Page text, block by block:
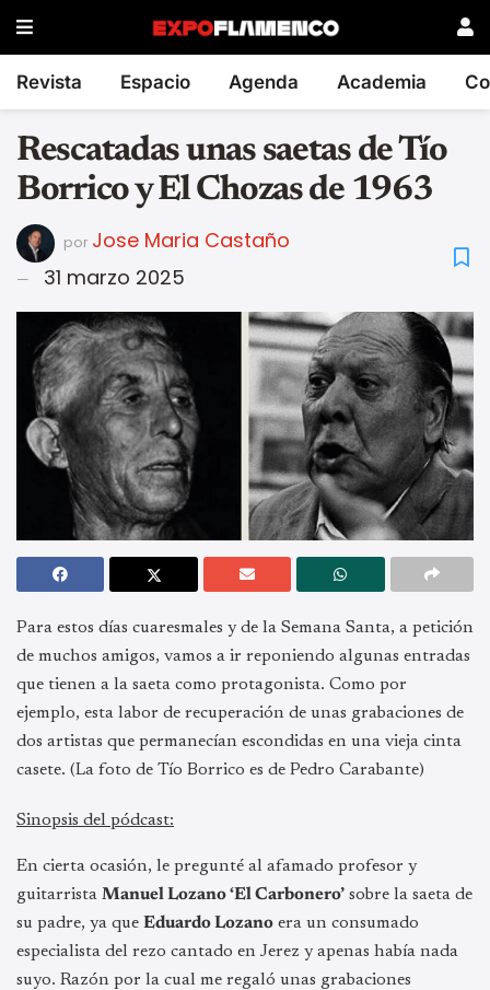
Revista Espacio Agenda Academia
Rescatadas unas saetas de Tío
Borrico y El Chozas de 1963
por Jose Maria Castaño
31 marzo 2025
Para estos días cuaresmales y de la Semana Santa, a petición
de muchos amigos, vamos a ir reponiendo algunas entradas
que tienen a la saeta como protagonista. Como por
ejemplo, esta labor de recuperación de unas grabaciones de
dos artistas que permanecían escondidas en una vieja cinta
casete. (La foto de Tío Borrico es de Pedro Carabante)
Sinopsis del pódcast:
En cierta ocasión, le pregunté al afamado profesor y
guitarrista Manuel Lozano ‘El Carbonero’ sobre la saeta de
su padre, ya que Eduardo Lozano era un consumado
especialista del rezo cantado en Jerez y apenas había nada
suyo. Razón por la cual me regaló unas grabaciones